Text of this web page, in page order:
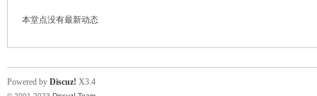
本堂点没有最新动态
Powered by Discuz! X3.4